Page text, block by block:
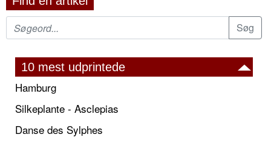
10 mest udprintede
Hamburg
Silkeplante - Asclepias
Danse des Sylphes